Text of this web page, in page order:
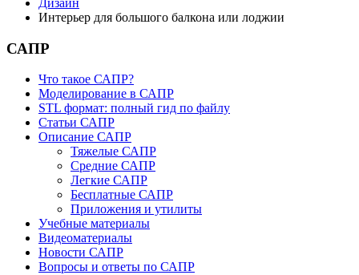
Дизайн
Интерьер для большого балкона или лоджии
САПР
Что такое САПР?
Моделирование в САПР
STL формат: полный гид по файлу
Статьи САПР
Описание САПР
Тяжелые САПР
Средние САПР
Легкие САПР
Бесплатные САПР
Приложения и утилиты
Учебные материалы
Видеоматериалы
Новости САПР
Вопросы и ответы по САПР